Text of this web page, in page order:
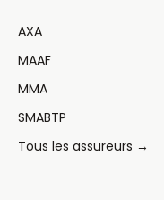
AXA
MAAF
MMA
SMABTP
Tous les assureurs →